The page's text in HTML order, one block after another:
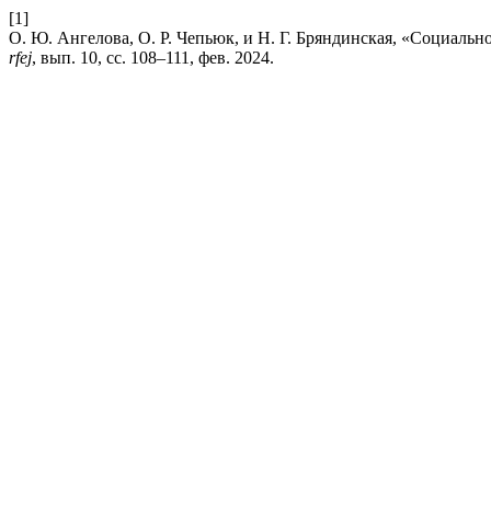
[1]
О. Ю. Ангелова, О. Р. Чепьюк, и Н. Г. Бряндинская,
rfej, вып. 10, сс. 108–111, фев. 2024.